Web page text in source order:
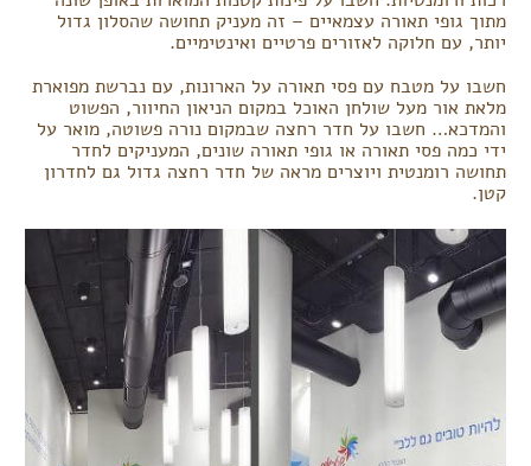
מתוך גופי תאורה עצמאיים – זה מעניק תחושה שהסלון גדול
יותר, עם חלוקה לאזורים פרטיים ואינטימיים.
חשבו על מטבח עם פסי תאורה על הארונות, עם נברשת מפוארת
מלאת אור מעל שולחן האוכל במקום הניאון החיוור, הפשוט
והמדכא… חשבו על חדר רחצה שבמקום נורה פשוטה, מואר על
ידי כמה פסי תאורה או גופי תאורה שונים, המעניקים לחדר
תחושה רומנטית ויוצרים מראה של חדר רחצה גדול גם לחדרון
קטן.